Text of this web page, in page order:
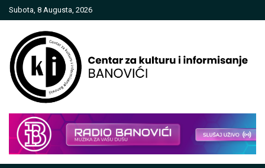
Skip
to
Subota, 8 Augusta, 2026
Centar za kulturu i informisanje
Banovići